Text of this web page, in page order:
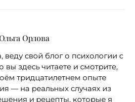
Орлова
веду свой блог о психологии с
вы здесь читаете и смотрите,
тридцатилетнем опыте
— на реальных случаях из
и рецепты, которые я